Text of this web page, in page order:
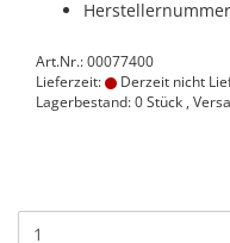
Art.Nr.: 00077400
Lieferzeit:
Derzeit nicht
Lagerbestand: 0 Stück ,